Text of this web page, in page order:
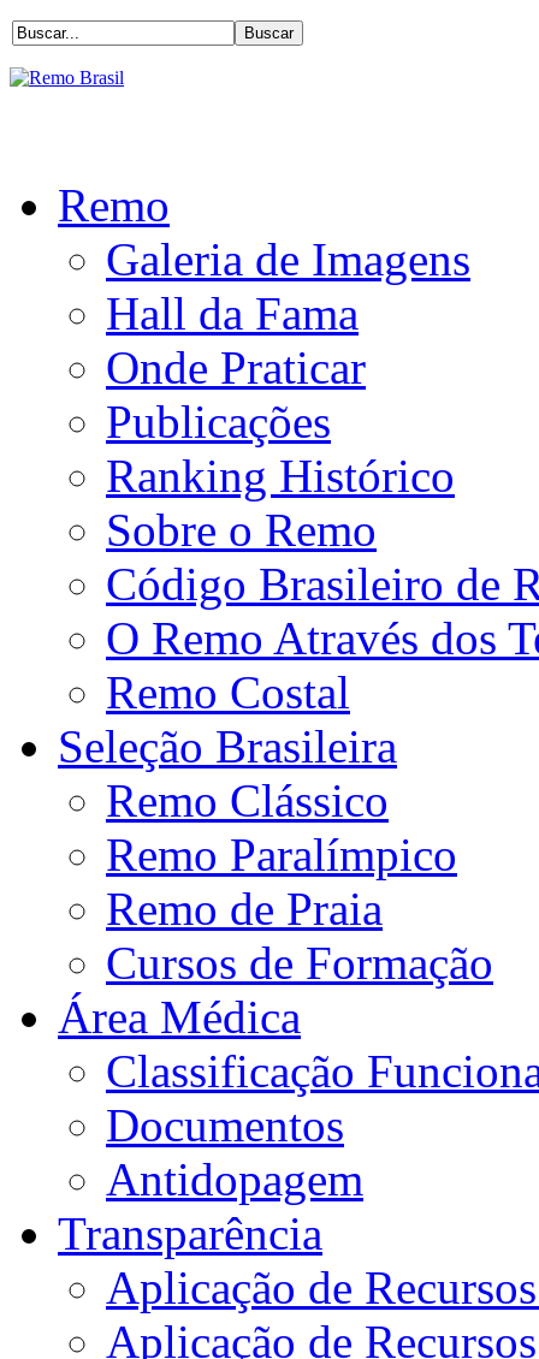
Remo
Galeria de Imagens
Hall da Fama
Onde Praticar
Publicações
Ranking Histórico
Sobre o Remo
Código Brasileiro de
O Remo Através dos
Remo Costal
Seleção Brasileira
Remo Clássico
Remo Paralímpico
Remo de Praia
Cursos de Formação
Área Médica
Classificação
Documentos
Antidopagem
Transparência
Aplicação de
Aplicação de